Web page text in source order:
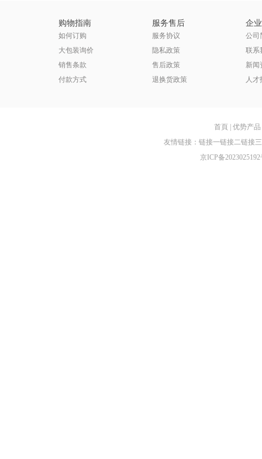
购物指南
如何订购
大包装询价
销售条款
付款方式
服务售后
服务协议
隐私政策
售后政策
退换货政策
企
公司
联系
新闻
人才
首頁 优势产品
友情链接： 链接一链接二链接三
京ICP备